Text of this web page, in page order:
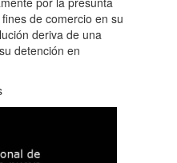
de comercio en su
deriva de una
detención en